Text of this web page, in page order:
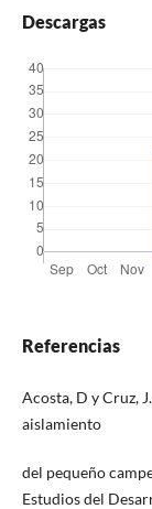
Descargas
Referencias
Acosta, D y Cruz,
aislamiento
del pequeño
Estudios del